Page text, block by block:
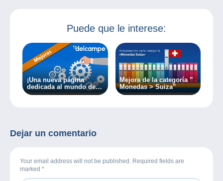
Puede que le interese:
¡Una nueva página
dedicada al mundo de
los sellos y la filatelia!
Mejora de la categoría ”
Monedas > Suiza”
Dejar un comentario
Your email address will not be published. Required fields are
marked *